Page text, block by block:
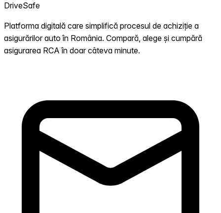
DriveSafe
Platforma digitală care simplifică procesul de achiziție a
asigurărilor auto în România. Compară, alege și cumpără
asigurarea RCA în doar câteva minute.